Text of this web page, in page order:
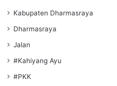
Kabupaten Dharmasraya
Dharmasraya
Jalan
#Kahiyang Ayu
#PKK